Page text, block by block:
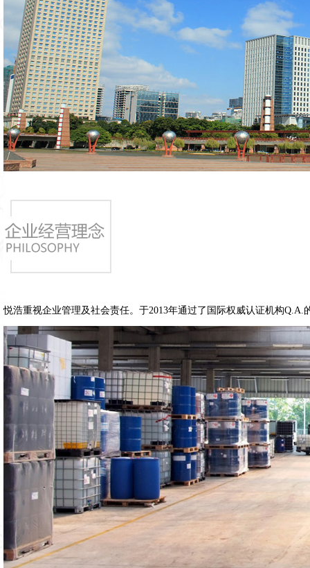
悦浩重视企业管理及社会责任。于2013年通过了国际权威认证机构Q.A.